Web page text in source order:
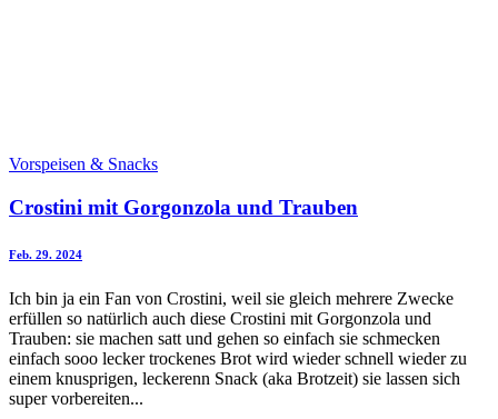
Vorspeisen & Snacks
Crostini mit Gorgonzola und Trauben
Feb. 29. 2024
Ich bin ja ein Fan von Crostini, weil sie gleich mehrere Zwecke
erfüllen so natürlich auch diese Crostini mit Gorgonzola und
Trauben: sie machen satt und gehen so einfach sie schmecken
einfach sooo lecker trockenes Brot wird wieder schnell wieder zu
einem knusprigen, leckerenn Snack (aka Brotzeit) sie lassen sich
super vorbereiten...